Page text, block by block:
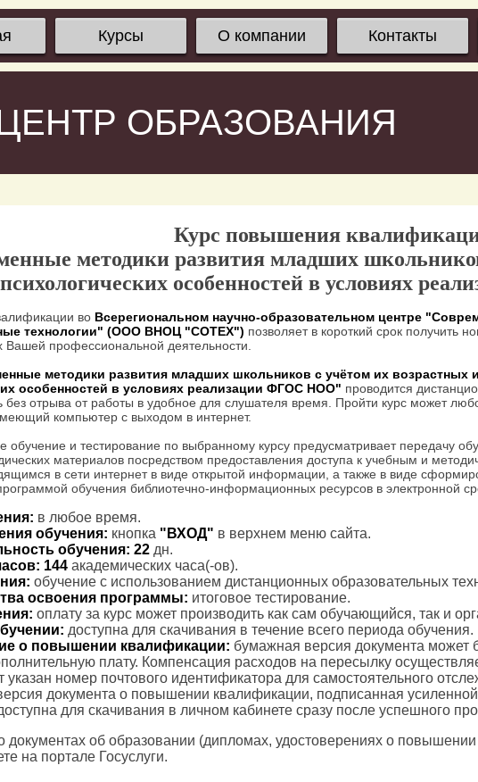
Курсы О компании Контакты
ОБРАЗОВАНИЯ
Курс повышения
методики развития младших
психологических особенностей в условиях
во Всерегиональном научно-образовательном центре
технологии" (ООО ВНОЦ "СОТЕХ") позволяет в короткий срок получить
Вашей профессиональной деятельности.
методики развития младших школьников с учётом их возрастных и
особенностей в условиях реализации ФГОС НОО" проводится
без отрыва от работы в удобное для слушателя время. Пройти курс может
компьютер с выходом в интернет.
обучение и тестирование по выбранному курсу предусматривает передачу
материалов посредством предоставления доступа к учебным и
в сети интернет в виде открытой информации, а также в виде
обучения библиотечно-информационных ресурсов в электронной
в любое время.
обучения: кнопка "ВХОД" в верхнем меню сайта.
обучения: 22 дн.
144 академических часа(-ов).
обучение с использованием дистанционных образовательных
освоения программы: итоговое тестирование.
оплату за курс может производить как сам обучающийся, так и
доступна для скачивания в течение всего периода обучения.
о повышении квалификации: бумажная версия документа может
плату. Компенсация расходов на пересылку
указан номер почтового идентификатора для самостоятельного
документа о повышении квалификации, подписанная
для скачивания в личном кабинете сразу после успешного
об образовании (дипломах, удостоверениях о
на портале Госуслуги.